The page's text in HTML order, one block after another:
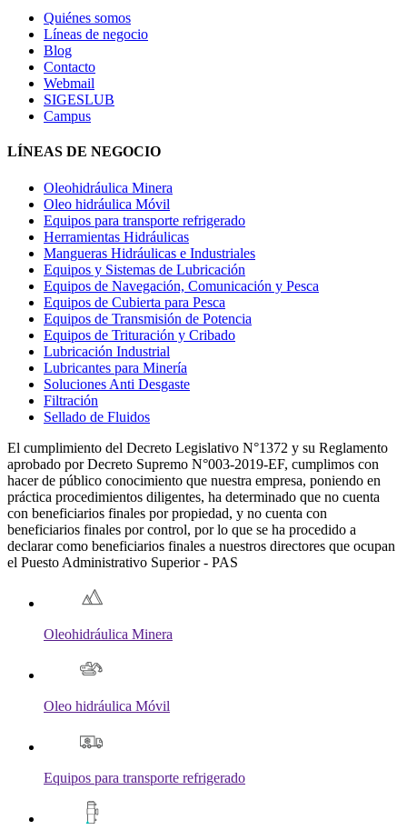
Quiénes somos
Líneas de negocio
Blog
Contacto
Webmail
SIGESLUB
Campus
LÍNEAS DE NEGOCIO
Oleohidráulica Minera
Oleo hidráulica Móvil
Equipos para transporte refrigerado
Herramientas Hidráulicas
Mangueras Hidráulicas e Industriales
Equipos y Sistemas de Lubricación
Equipos de Navegación, Comunicación y Pesca
Equipos de Cubierta para Pesca
Equipos de Transmisión de Potencia
Equipos de Trituración y Cribado
Lubricación Industrial
Lubricantes para Minería
Soluciones Anti Desgaste
Filtración
Sellado de Fluidos
El cumplimiento del Decreto Legislativo N°1372 y su Reglamento
aprobado por Decreto Supremo N°003-2019-EF, cumplimos con
hacer de público conocimiento que nuestra empresa, poniendo en
práctica procedimientos diligentes, ha determinado que no cuenta
con beneficiarios finales por propiedad, y no cuenta con
beneficiarios finales por control, por lo que se ha procedido a
declarar como beneficiarios finales a nuestros directores que ocupan
el Puesto Administrativo Superior - PAS
Oleohidráulica Minera
Oleo hidráulica Móvil
Equipos para transporte refrigerado